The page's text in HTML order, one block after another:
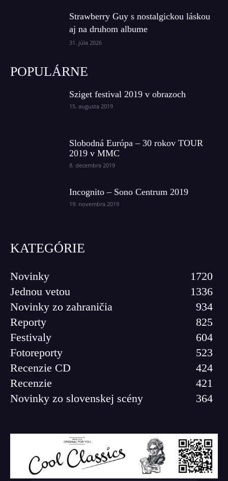
Strawberry Guy s nostalgickou láskou
aj na druhom albume
31. júla 2026
POPULÁRNE
Sziget festival 2019 v obrazoch
15. augusta 2019
Slobodná Európa – 30 rokov TOUR
2019 v MMC
8. decembra 2019
Incognito – Sono Centrum 2019
19. novembra 2019
KATEGÓRIE
Novinky
1720
Jednou vetou
1336
Novinky zo zahraničia
934
Reporty
825
Festivaly
604
Fotoreporty
523
Recenzie CD
424
Recenzie
421
Novinky zo slovenskej scény
364